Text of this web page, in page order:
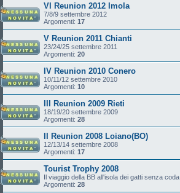
VI Reunion 2012 Imola
7/8/9 settembre 2012
Argomenti: 17
V Reunion 2011 Chianti
23/24/25 settembre 2011
Argomenti: 20
IV Reunion 2010 Conero
10/11/12 settembre 2010
Argomenti: 10
III Reunion 2009 Rieti
18/19/20 settembre 2009
Argomenti: 28
II Reunion 2008 Loiano(BO)
12/13/14 settembre 2008
Argomenti: 17
Tourist Trophy 2008
Il viaggio della BB all'isola dei gatti senza coda
Argomenti: 28